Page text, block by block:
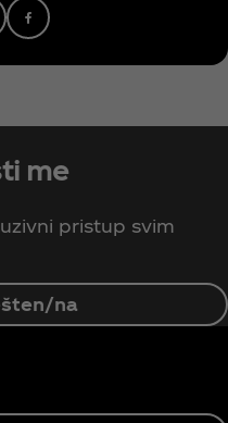
me
pristup svim
na